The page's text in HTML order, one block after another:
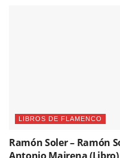
LIBROS DE FLAMENCO
Ramón Soler – Ramón